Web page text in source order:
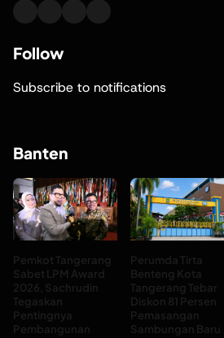
Follow
Subscribe to notifications
Banten
Pemkot Tangerang
Sabet LPM Award
2026, Sachrudin
Tegaskan
Pentingnya
Pembangunan
Perumda Tirta
Benteng Kota
Tangerang Tebar
Diskon 81 Persen
Pemasangan
Sambungan Baru